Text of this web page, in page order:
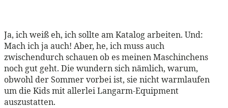
Ja, ich weiß eh, ich sollte am Katalog arbeiten. Und:
Mach ich ja auch! Aber, he, ich muss auch
zwischendurch schauen ob es meinen Maschinchens
noch gut geht. Die wundern sich nämlich, warum,
obwohl der Sommer vorbei ist, sie nicht warmlaufen
um die Kids mit allerlei Langarm-Equipment
auszustatten.